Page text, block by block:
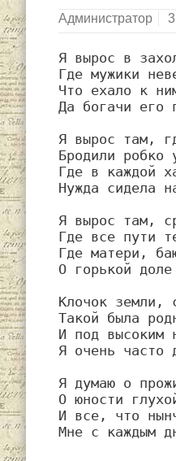
Администратор
Я вырос в
Где мужики
Что ехало к
Да богачи его
Я вырос там,
Бродили робко
Где в каждой
Нужда сидела
Я вырос там,
Где все пути
Где матери,
О горькой
Клочок земли,
Такой была
И под высоким
Я очень часто
Я думаю о
О юности
И все, что
Мне с каждым